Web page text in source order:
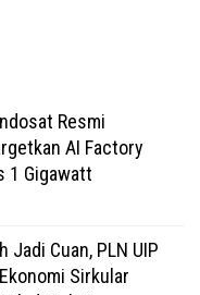
Resmi
AI Factory
1 Gigawatt
Jadi Cuan, PLN UIP
Sirkular